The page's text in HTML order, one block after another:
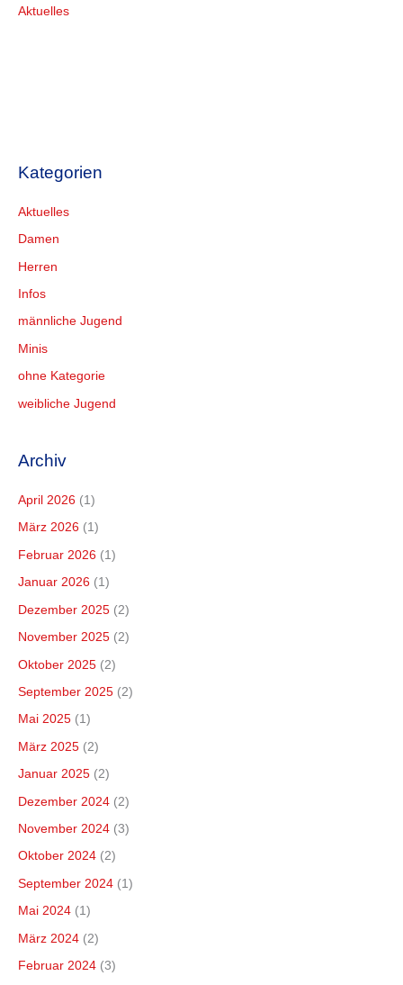
Kategorien
Aktuelles
Damen
Herren
Infos
männliche Jugend
Minis
ohne Kategorie
weibliche Jugend
Archiv
April 2026 (1)
März 2026 (1)
Februar 2026 (1)
Januar 2026 (1)
Dezember 2025 (2)
November 2025 (2)
Oktober 2025 (2)
September 2025 (2)
Mai 2025 (1)
März 2025 (2)
Januar 2025 (2)
Dezember 2024 (2)
November 2024 (3)
Oktober 2024 (2)
September 2024 (1)
Mai 2024 (1)
März 2024 (2)
Februar 2024 (3)
Aktuelles